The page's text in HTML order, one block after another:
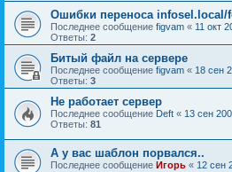
Ошибки переноса
Последнее сообщение figvam « 11 окт
Ответы: 2
Битый файл на сервере
Последнее сообщение figvam « 18 сен
Ответы: 3
Не работает сервер
Последнее сообщение Deft « 13 сен
Ответы: 81
А у вас шаблон порвался..
Последнее сообщение Игорь « 12 сен